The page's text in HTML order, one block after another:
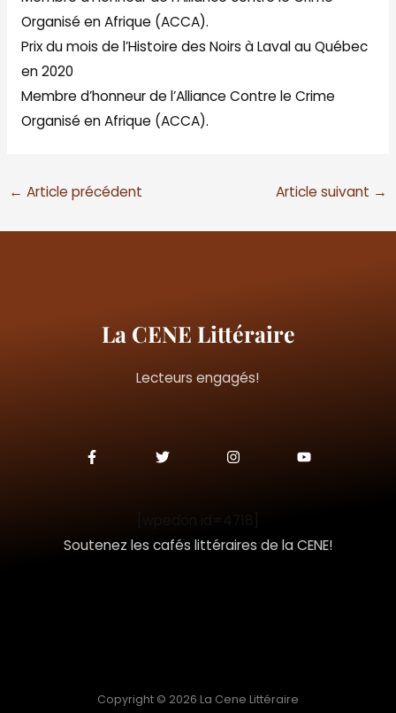
Organisé en Afrique (ACCA).
Prix du mois de l’Histoire des Noirs à Laval au Québec
en 2020
Membre d’honneur de l’Alliance Contre le Crime
Organisé en Afrique (ACCA).
← Article précédent Article suivant →
La CENE Littéraire
Lecteurs engagés!
a
c
k
-
w
i
n
s
a
m
o
u
Soutenez les cafés littéraires de la CENE!
Copyright © 2026 La Cene Littéraire